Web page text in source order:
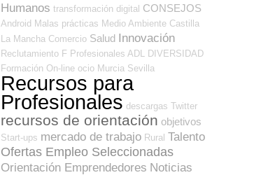
Humanos transformación digital CONSEJOS
Android Malas prácticas Medio Ambiente Castilla
La Mancha Comercio Salud Innovación
Reclutamiento F Profesionales ADL
DIVERSIDAD
Formación On-line ocio Murcia Sevilla
Recursos para
Profesionales descargas Twitter
recursos de orientación objetivos
Start-ups mercado de trabajo Rural Talento
Ofertas Empleo Seleccionadas
Orientación Emprendedores Noticias